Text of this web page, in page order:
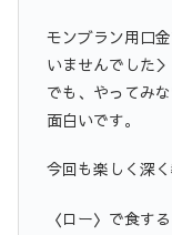
モンブラン用口
いませんでした
でも、やってみ
面白いです。
今回も楽しく深
〈ロー〉で食す